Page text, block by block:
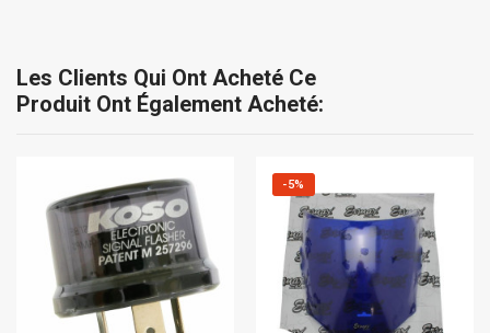
Les Clients Qui Ont Acheté Ce
Produit Ont Également Acheté:
-5%